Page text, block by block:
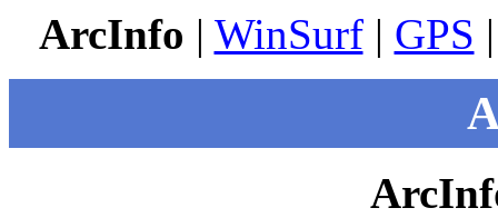
ArcInfo | WinSurf| GPS